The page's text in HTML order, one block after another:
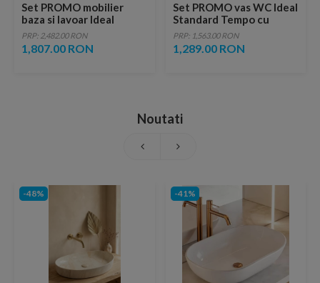
Set PROMO mobilier
baza si lavoar Ideal
Standard Eurovit alb
lucios 81x56.5 cm
PRP: 2,482.00 RON
1,807.00 RON
Set PROMO vas WC Ideal
Standard Tempo cu
rezervor asezat si capac
inchidere lenta
PRP: 1,563.00 RON
1,289.00 RON
Noutati
-48% -41%